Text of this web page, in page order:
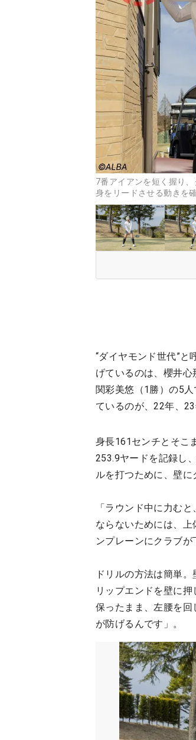
7番アイアンを短く握り
身をリードさせる動きを
“ダイヤモンド世代”
げているのは、櫻井
関彩美悠（1勝）の5
ているのが、22年、
身長161センチとそこ
253.9ヤードを記録し
ルを打つために、壁に
「ラウンド中に力む
ならないためには、
ンプレーンにクラブが
ドリルの方法は簡単
リップエンドを壁に
保ったまま、左腰を
が防げるんです」。